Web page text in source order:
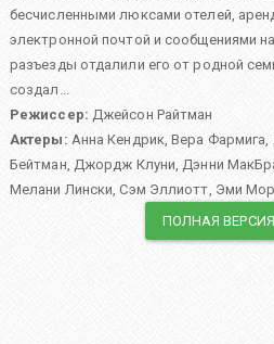
бесчисленными люксами отелей,
электронной почтой и сообщениями
разъезды отдалили его от родной
создал...
Режиссер: Джейсон Райтман
Актеры: Анна Кендрик,Вера Фармига,
Бейтман, Джордж Клуни,Дэнни
Мелани Лински, Сэм Эллиотт, Эми
ПОЛНАЯ